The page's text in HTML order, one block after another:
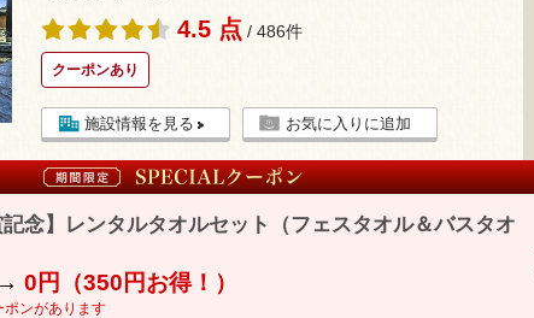
4.5 点 / 486件
クーポンあり
施設情報を見る お気に入りに追加
記念】レンタルタオルセット（フェスタオル＆バスタオ
0円（350円お得！）
ンがあります